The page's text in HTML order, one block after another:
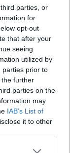
parties, or
for
opt-out
that after your
seeing
utilized by
parties prior to
further
parties on the
may
IAB’s List of
it to other
Seite sind
Veröffentlichung
Standards (für
Wir
Meinungen
beschriebenen
der jeweiligen
dieser Website.